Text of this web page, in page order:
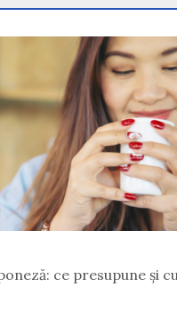
ce presupune și